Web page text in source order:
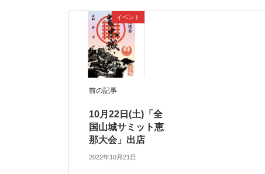
イベント
前の記事
10月22日(土)「全
国山城サミット恵
那大会」出店
2022年10月21日